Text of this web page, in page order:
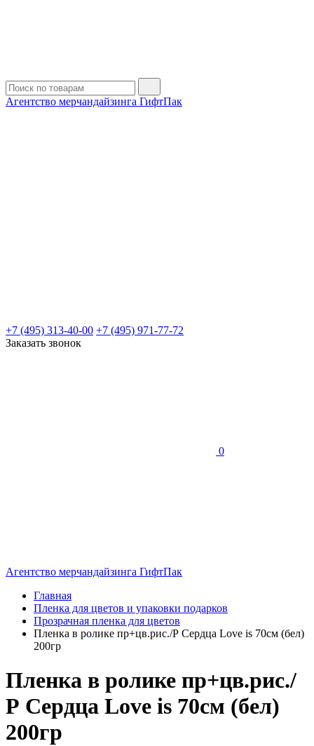
Агентство мерчандайзинга ГифтПак
+7 (495) 313-40-00 +7 (495) 971-77-72
Заказать звонок
0
Агентство мерчандайзинга ГифтПак
Главная
Пленка для цветов и упаковки подарков
Прозрачная пленка для цветов
Пленка в ролике пр+цв.рис./Р Сердца Love is 70см (бел)
200гр
Пленка в ролике пр+цв.рис./
Р Сердца Love is 70см (бел)
200гр